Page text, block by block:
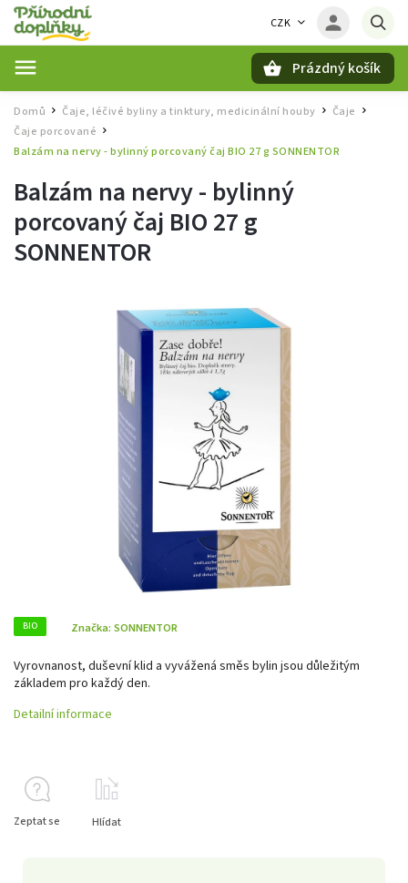
CZK
Prázdný košík
Domů / Čaje, léčivé byliny a tinktury, medicinální houby Čaje
Čaje porcované /
Balzám na nervy - bylinný porcovaný čaj BIO 27 g SONNENTOR
Balzám na nervy - bylinný
porcovaný čaj BIO 27 g
SONNENTOR
BIO Značka: SONNENTOR
Vyrovnanost, duševní klid a vyvážená směs bylin jsou důležitým
základem pro každý den.
Detailní informace
Zeptat se Hlídat